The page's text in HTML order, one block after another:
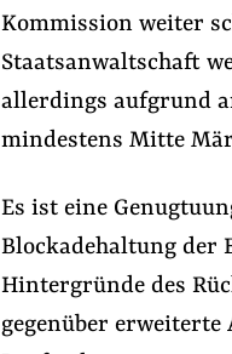
Kommission weiter
Staatsanwaltschaft
allerdings aufgrund
mindestens Mitte
Es ist eine
Blockadehaltung der
Hintergründe des
gegenüber